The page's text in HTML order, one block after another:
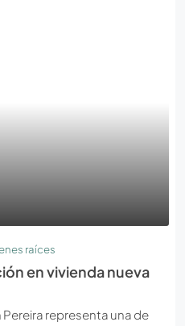
raíces
en vivienda nueva
representa una de